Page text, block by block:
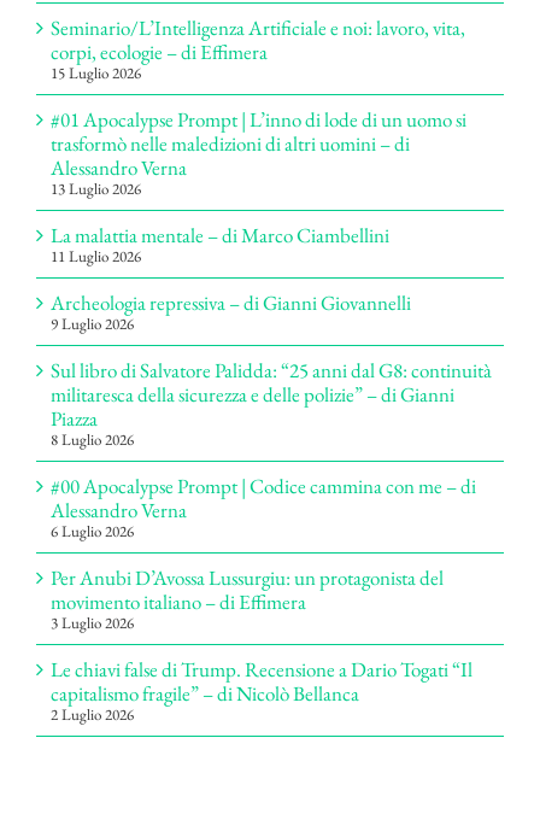
Seminario/L’Intelligenza Artificiale e noi: lavoro, vita,
corpi, ecologie – di Effimera
15 Luglio 2026
#01 Apocalypse Prompt | L’inno di lode di un uomo si
trasformò nelle maledizioni di altri uomini – di
Alessandro Verna
13 Luglio 2026
La malattia mentale – di Marco Ciambellini
11 Luglio 2026
Archeologia repressiva – di Gianni Giovannelli
9 Luglio 2026
Sul libro di Salvatore Palidda: “25 anni dal G8: continuità
militaresca della sicurezza e delle polizie” – di Gianni
Piazza
8 Luglio 2026
#00 Apocalypse Prompt | Codice cammina con me – di
Alessandro Verna
6 Luglio 2026
Per Anubi D’Avossa Lussurgiu: un protagonista del
movimento italiano – di Effimera
3 Luglio 2026
Le chiavi false di Trump. Recensione a Dario Togati “Il
capitalismo fragile” – di Nicolò Bellanca
2 Luglio 2026